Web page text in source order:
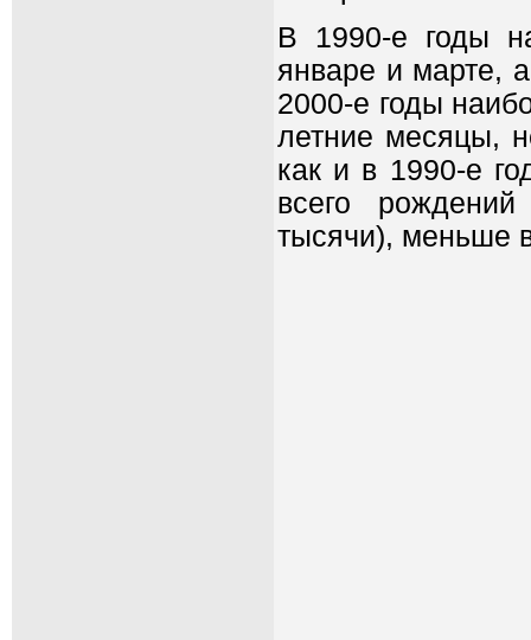
В 1990-е годы
январе и марте,
2000-е годы
летние месяцы,
как и в 1990-е
всего
тысячи), меньше